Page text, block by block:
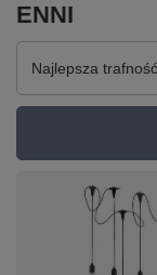
ENNI
Zmień sortowanie
Najlepsza trafność